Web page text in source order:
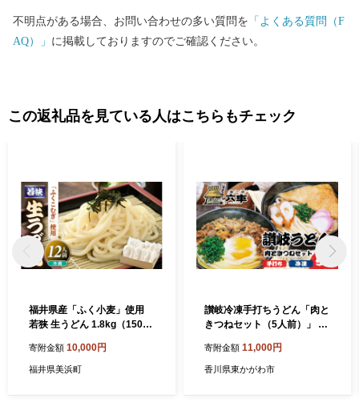
不明点がある場合、お問い合わせの多い質問を 「よくある質問（F
AQ）」 に掲載しておりますのでご確認ください。
この返礼品を見ている人はこちらもチェック
福井県産「ふく小麦」使用
若狭 生うどん 1.8kg（150g×
しツルツル 手打ち 生麺 麺類
釜揚げ 簡単調理 美味しいう
寄附金額 10,000円
福井県美浜町
讃岐冷凍手打ちうどん「肉と
きつねセット（5人前）」 麺
速冷凍 のど越し コシ 讃岐う
どん 冷凍うどん 冷凍讃岐う
寄附金額 11,000円
香川県東かがわ市